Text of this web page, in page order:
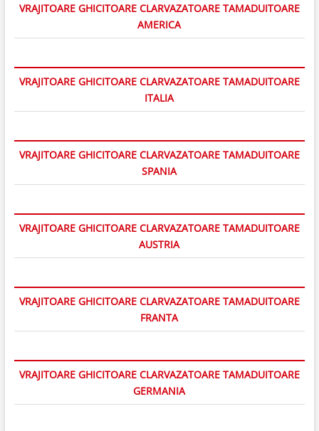
VRAJITOARE GHICITOARE CLARVAZATOARE TAMADUITOARE
AMERICA
VRAJITOARE GHICITOARE CLARVAZATOARE TAMADUITOARE
ITALIA
VRAJITOARE GHICITOARE CLARVAZATOARE TAMADUITOARE
SPANIA
VRAJITOARE GHICITOARE CLARVAZATOARE TAMADUITOARE
AUSTRIA
VRAJITOARE GHICITOARE CLARVAZATOARE TAMADUITOARE
FRANTA
VRAJITOARE GHICITOARE CLARVAZATOARE TAMADUITOARE
GERMANIA